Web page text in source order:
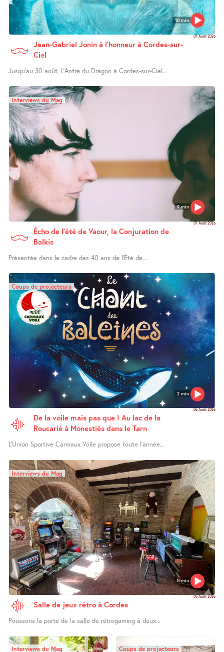
10 min
07 Août 2026
Jean-Gabriel Jonin à l’honneur à Cordes-sur-
Ciel
Jusqu’au 30 août, L’Antre du Dragon à Cordes-sur-Ciel...
9 min
Interviews du Mag
07 Août 2026
Écho de l’été de Vaour, la Conjuration de
Balkis
Présentée dans le cadre des 40 ans de l’Été de...
2 min
Coups de projecteurs
06 Août 2026
De la voile mais pas que ! Au lac de la
Roucarié à Monestiés dans le Tarn
L’Union Sportive Carmaux Voile propose toute l’année...
5 min
Interviews du Mag
05 Août 2026
Salle de jeux rétro à Cordes
Poussons la porte de la salle de rétrogaming à deux...
Interviews du Mag Coups de projecteurs